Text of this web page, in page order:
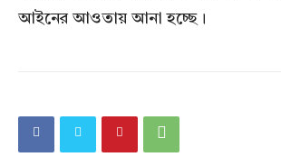
আইনের আওতায় আনা হচ্ছে।